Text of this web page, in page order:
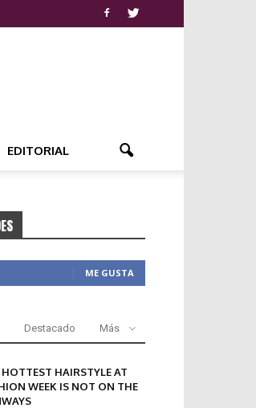
EDITORIAL
ME GUSTA
Destacado Más
HOTTEST HAIRSTYLE AT
WEEK IS NOT ON THE